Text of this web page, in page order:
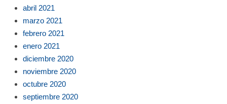
abril 2021
marzo 2021
febrero 2021
enero 2021
diciembre 2020
noviembre 2020
octubre 2020
septiembre 2020